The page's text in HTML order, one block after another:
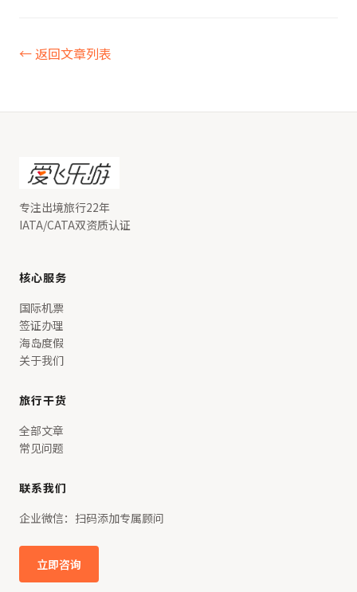
← 返回文章列表
专注出境旅行22年
IATA/CATA双资质认证
核心服务
国际机票
签证办理
海岛度假
关于我们
旅行干货
全部文章
常见问题
联系我们
企业微信：扫码添加专属顾问
立即咨询